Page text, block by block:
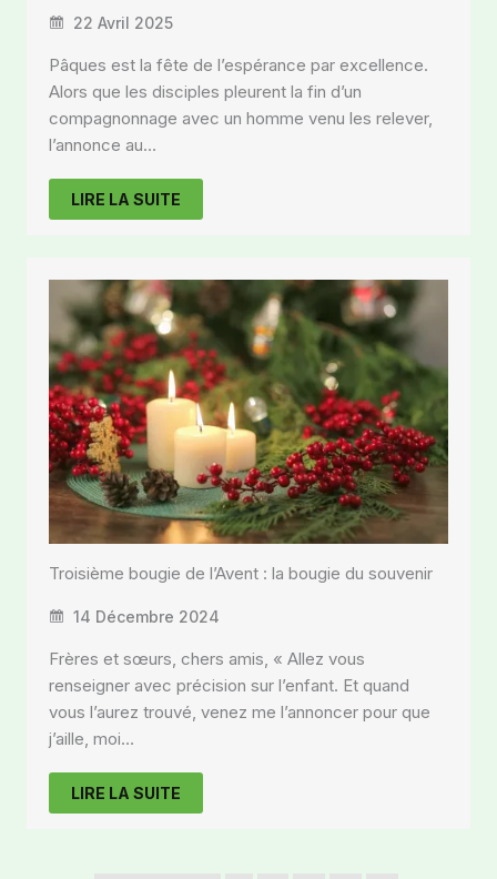
22 Avril 2025
Pâques est la fête de l’espérance par excellence.
Alors que les disciples pleurent la fin d’un
compagnonnage avec un homme venu les relever,
l’annonce au…
LIRE LA SUITE
Troisième bougie de l’Avent : la bougie du souvenir
14 Décembre 2024
Frères et sœurs, chers amis, « Allez vous
renseigner avec précision sur l’enfant. Et quand
vous l’aurez trouvé, venez me l’annoncer pour que
j’aille, moi…
LIRE LA SUITE